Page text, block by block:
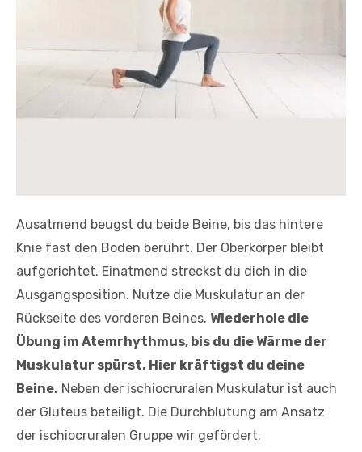
Ausatmend beugst du beide Beine, bis das hintere
Knie fast den Boden berührt. Der Oberkörper bleibt
aufgerichtet. Einatmend streckst du dich in die
Ausgangsposition. Nutze die Muskulatur an der
Rückseite des vorderen Beines. Wiederhole die
Übung im Atemrhythmus, bis du die Wärme der
Muskulatur spürst. Hier kräftigst du deine
Beine. Neben der ischiocruralen Muskulatur ist auch
der Gluteus beteiligt. Die Durchblutung am Ansatz
der ischiocruralen Gruppe wir gefördert.